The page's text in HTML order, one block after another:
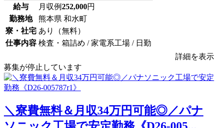
給与 月収例252,000円
勤務地
熊本県 和水町
寮・社宅 あり（無料）
仕事内容 検査・箱詰め / 家電系工場 / 日勤
詳細を表示
募集が停止しています
＼寮費無料＆月収34万円可能◎／パナ